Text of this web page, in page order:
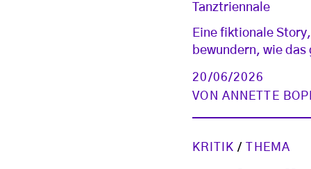
Tanztriennale
Eine fiktionale
bewundern, wie
20/06/2026
VON ANNETTE
KRITIK / THEMA